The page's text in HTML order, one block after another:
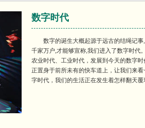
数字时代
数字的诞生大概起源于远古的结绳记事
千家万户,才能够宣称,我们进入了数字时代
农业时代、工业时代，发展到今天的数字
正置身于前所未有的快车道上，让我们来
字时代，我们的生活正在发生着怎样翻天覆